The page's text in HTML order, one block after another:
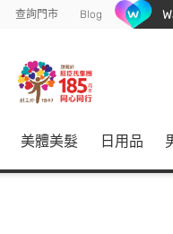
查詢門市 Blog
美體美髮 日用品